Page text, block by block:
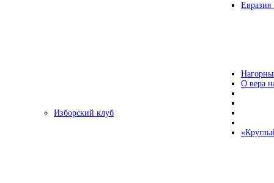
Евразия
О вера
Изборский клуб